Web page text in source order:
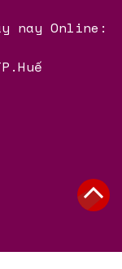
nay Online: